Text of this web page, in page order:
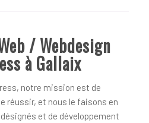
/ Webdesign
à Gallaix
notre mission est de
réussir, et nous le faisons en
et de développement